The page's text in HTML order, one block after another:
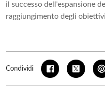
il successo dell'espansione
raggiungimento degli
Condividi